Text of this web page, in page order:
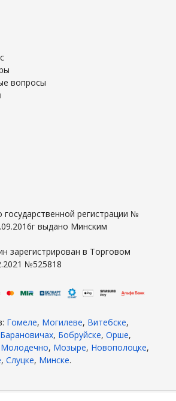
вопросы
государственной регистрации №
выдано Минским
зарегистрирован в Торговом
№525818
Гомеле, Могилеве, Витебске,
Барановичах, Бобруйске, Орше,
Молодечно, Мозыре, Новополоцке,
, Слуцке, Минске.